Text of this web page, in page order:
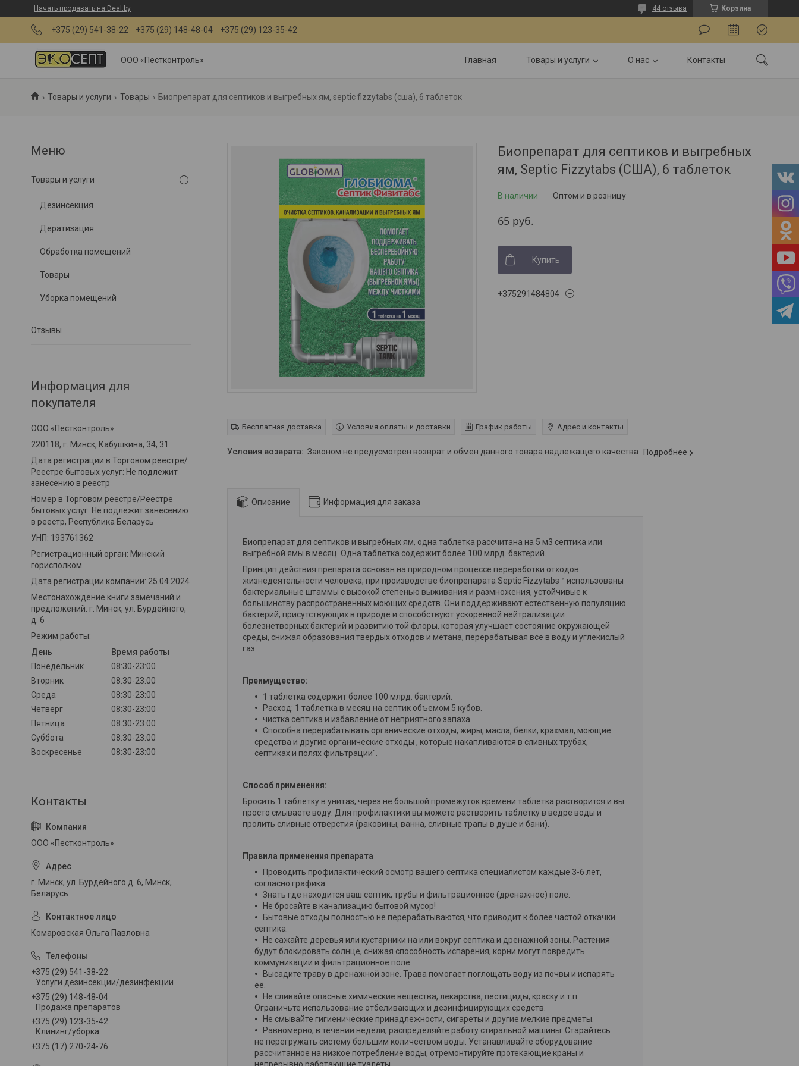
Начать продавать на Deal.by Корзина
44 отзыва
+375 (29) 541-38-22 +375 (29) 148-48-04 +375 (29) 123-35-42
ООО «Пестконтроль» Главная Товары и услуги О нас Контакты
Товары и услуги Товары Биопрепарат для септиков и выгребных ям, septic fizzytabs (сша), 6 таблеток
Биопрепарат для септиков и выгребных
ям, Septic Fizzytabs (США), 6 таблеток
В наличии Оптом и в розницу
65 руб.
Купить
+375291484804
Бесплатная доставка Условия оплаты и доставки График работы Адрес и контакты
Законом не предусмотрен возврат и обмен данного товара надлежащего качества Подробнее
Описание Информация для заказа
Биопрепарат для септиков и выгребных ям, одна таблетка рассчитана на 5 м3 септика или
выгребной ямы в месяц. Одна таблетка содержит более 100 млрд. бактерий.
Принцип действия препарата основан на природном процессе переработки отходов
жизнедеятельности человека, при производстве биопрепарата Septic Fizzytabs™ использованы
бактериальные штаммы с высокой степенью выживания и размножения, устойчивые к
большинству распространенных моющих средств. Они поддерживают естественную популяцию
бактерий, присутствующих в природе и способствуют ускоренной нейтрализации
болезнетворных бактерий и развитию той флоры, которая улучшает состояние окружающей
среды, снижая образования твердых отходов и метана, перерабатывая всё в воду и углекислый
газ.
Преимущество:
1 таблетка содержит более 100 млрд. бактерий.
Расход: 1 таблетка в месяц на септик объемом 5 кубов.
чистка септика и избавление от неприятного запаха.
Способна перерабатывать органические отходы, жиры, масла, белки, крахмал, моющие
средства и другие органические отходы , которые накапливаются в сливных трубах,
септиках и полях фильтрации".
Способ применения:
Бросить 1 таблетку в унитаз, через не большой промежуток времени таблетка растворится и вы
просто смываете воду. Для профилактики вы можете растворить таблетку в ведре воды и
пролить сливные отверстия (раковины, ванна, сливные трапы в душе и бани).
Правила применения препарата
Проводить профилактический осмотр вашего септика специалистом каждые 3-6 лет,
согласно графика.
Знать где находится ваш септик, трубы и фильтрационное (дренажное) поле.
Не бросайте в канализацию бытовой мусор!
Бытовые отходы полностью не перерабатываются, что приводит к более частой откачки
септика.
Не сажайте деревья или кустарники на или вокруг септика и дренажной зоны. Растения
будут блокировать солнце, снижая способность испарения, корни могут повредить
коммуникации и фильтрационное поле.
Высадите траву в дренажной зоне. Трава помогает поглощать воду из почвы и испарять
её.
Не сливайте опасные химические вещества, лекарства, пестициды, краску и т.п.
Ограничьте использование отбеливающих и дезинфицирующих средств.
Не смывайте гигиенические принадлежности, сигареты и другие мелкие предметы.
Равномерно, в течении недели, распределяйте работу стиральной машины. Старайтесь
не перегружать систему большим количеством воды. Устанавливайте оборудование
рассчитанное на низкое потребление воды, отремонтируйте протекающие краны и
Товары и услуги
Дезинсекция
Дератизация
Обработка помещений
Товары
Уборка помещений
Отзывы
Информация для
покупателя
ООО «Пестконтроль»
220118, г. Минск, Кабушкина, 34, 31
Дата регистрации в Торговом реестре/
Реестре бытовых услуг: Не подлежит
занесению в реестр
Номер в Торговом реестре/Реестре
бытовых услуг: Не подлежит занесению
в реестр, Республика Беларусь
УНП: 193761362
Регистрационный орган: Минский
горисполком
Дата регистрации компании: 25.04.2024
Местонахождение книги замечаний и
предложений: г. Минск, ул. Бурдейного,
д. 6
Режим работы:
День
Время работы
Понедельник
08:30-23:00
Вторник
08:30-23:00
Среда
08:30-23:00
Четверг
08:30-23:00
Пятница
08:30-23:00
Суббота
08:30-23:00
Воскресенье
08:30-23:00
ООО «Пестконтроль»
г. Минск, ул. Бурдейного д. 6, Минск,
Беларусь
Комаровская Ольга Павловна
+375 (29) 541-38-22
Услуги дезинсекции/дезинфекции
+375 (29) 148-48-04
Продажа препаратов
+375 (29) 123-35-42
Клининг/уборка
+375 (17) 270-24-76